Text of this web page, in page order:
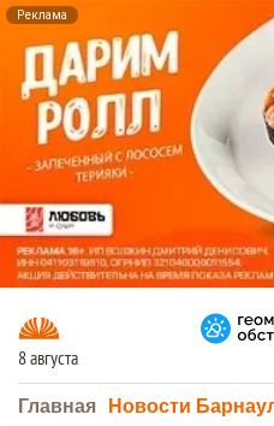
Реклама
8 августа
Главная Новости